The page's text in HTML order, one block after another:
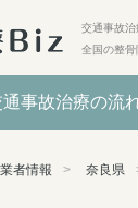
交通事故
全国の整
通事故治療の流
者情報 奈良県